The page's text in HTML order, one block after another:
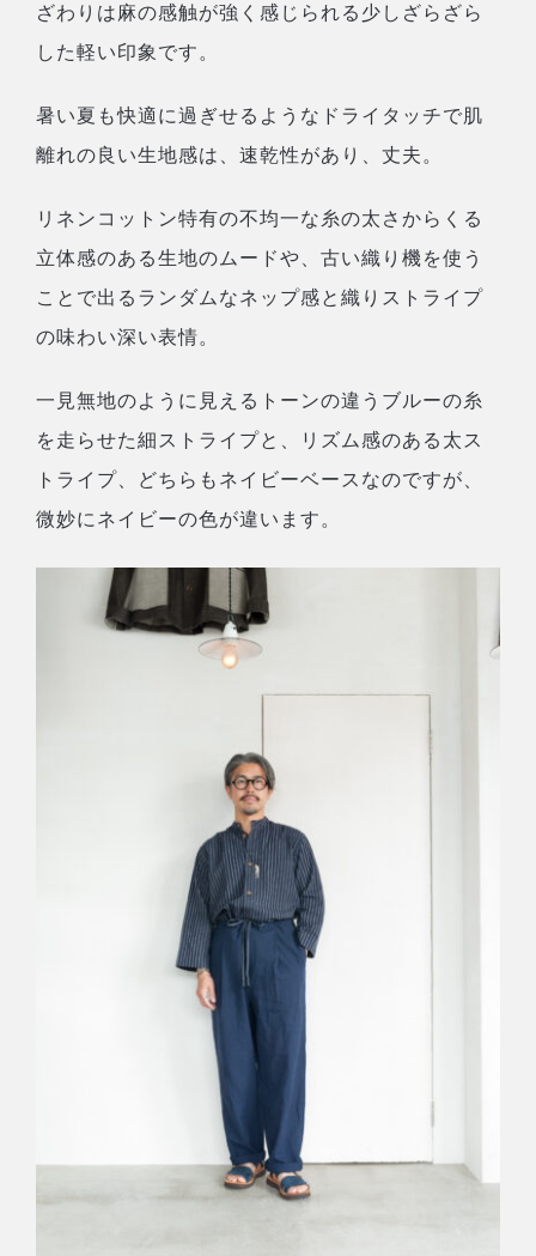
ざわりは麻の感触が強く感じられる少しざらざら
した軽い印象です。
暑い夏も快適に過ぎせるようなドライタッチで肌
離れの良い生地感は、速乾性があり、丈夫。
リネンコットン特有の不均一な糸の太さからくる
立体感のある生地のムードや、古い織り機を使う
ことで出るランダムなネップ感と織りストライプ
の味わい深い表情。
一見無地のように見えるトーンの違うブルーの糸
を走らせた細ストライプと、リズム感のある太ス
トライプ、どちらもネイビーベースなのですが、
微妙にネイビーの色が違います。